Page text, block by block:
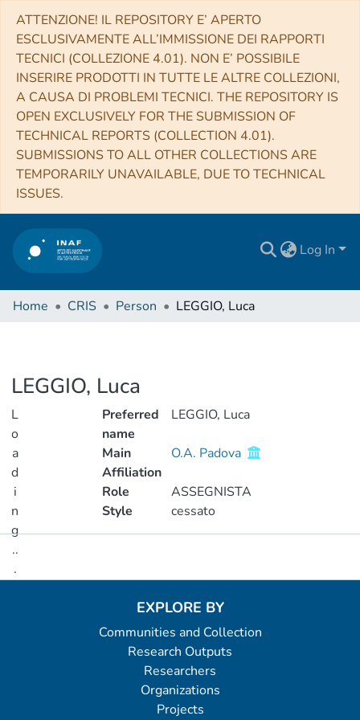
ATTENZIONE! IL REPOSITORY E’ APERTO
ESCLUSIVAMENTE ALL’IMMISSIONE DEI RAPPORTI
TECNICI (COLLEZIONE 4.01). NON E’ POSSIBILE
INSERIRE PRODOTTI IN TUTTE LE ALTRE COLLEZIONI,
A CAUSA DI PROBLEMI TECNICI. THE REPOSITORY IS
OPEN EXCLUSIVELY FOR THE SUBMISSION OF
TECHNICAL REPORTS (COLLECTION 4.01).
SUBMISSIONS TO ALL OTHER COLLECTIONS ARE
TEMPORARILY UNAVAILABLE, DUE TO TECHNICAL
ISSUES.
Log In
Home CRIS Person LEGGIO, Luca
LEGGIO, Luca
L
o
a
d
i
n
g
..
.
Preferred
name
LEGGIO, Luca
Main
Affiliation
O.A. Padova
Role
ASSEGNISTA
Style
cessato
EXPLORE BY
Communities and Collection
Research Outputs
Researchers
Organizations
Projects